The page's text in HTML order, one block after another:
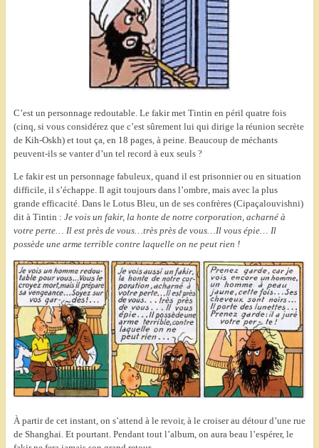
C’est un personnage redoutable. Le fakir met Tintin en péril quatre fois
(cinq, si vous considérez que c’est sûrement lui qui dirige la réunion secrète
de Kih-Oskh) et tout ça, en 18 pages, à peine. Beaucoup de méchants
peuvent-ils se vanter d’un tel record à eux seuls ?
Le fakir est un personnage fabuleux, quand il est prisonnier ou en situation
difficile, il s’échappe. Il agit toujours dans l’ombre, mais avec la plus
grande efficacité. Dans le Lotus Bleu, un de ses confrères (Cipaçalouvishni)
dit à Tintin : Je vois un fakir, la honte de notre corporation, acharné à
votre perte… Il est près de vous…très près de vous…Il vous épie… Il
possède une arme terrible contre laquelle on ne peut rien !
À partir de cet instant, on s’attend à le revoir, à le croiser au détour d’une rue
de Shanghai. Et pourtant. Pendant tout l’album, on aura beau l’espérer, le